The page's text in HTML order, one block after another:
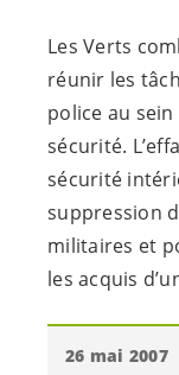
Les Verts
réunir les
police au
sécurité.
sécurité
suppression
militaires et
les acquis
26 mai 2007